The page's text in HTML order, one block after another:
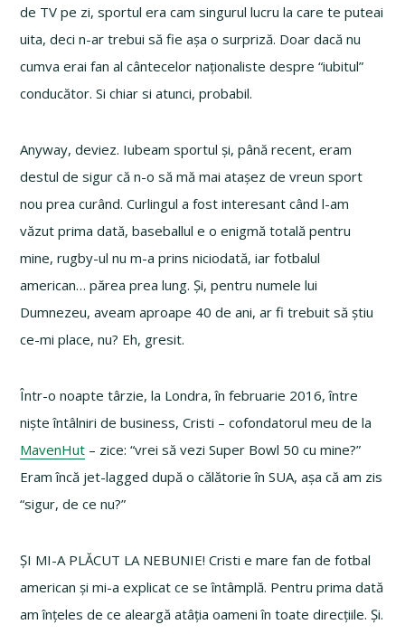
de TV pe zi, sportul era cam singurul lucru la care te puteai
uita, deci n-ar trebui să fie așa o surpriză. Doar dacă nu
cumva erai fan al cântecelor naționaliste despre “iubitul”
conducător. Si chiar si atunci, probabil.
Anyway, deviez. Iubeam sportul și, până recent, eram
destul de sigur că n-o să mă mai atașez de vreun sport
nou prea curând. Curlingul a fost interesant când l-am
văzut prima dată, baseballul e o enigmă totală pentru
mine, rugby-ul nu m-a prins niciodată, iar fotbalul
american… părea prea lung. Și, pentru numele lui
Dumnezeu, aveam aproape 40 de ani, ar fi trebuit să știu
ce-mi place, nu? Eh, gresit.
Într-o noapte târzie, la Londra, în februarie 2016, între
niște întâlniri de business, Cristi – cofondatorul meu de la
MavenHut – zice: “vrei să vezi Super Bowl 50 cu mine?”
Eram încă jet-lagged după o călătorie în SUA, așa că am zis
“sigur, de ce nu?”
ȘI MI-A PLĂCUT LA NEBUNIE! Cristi e mare fan de fotbal
american și mi-a explicat ce se întâmplă. Pentru prima dată
am înțeles de ce aleargă atâția oameni în toate direcțiile. Și.